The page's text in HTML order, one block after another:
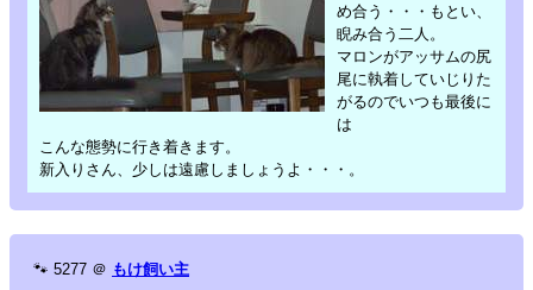
め合う・・・もとい、
睨み合う二人。
マロンがアッサムの尻
尾に執着していじりた
がるのでいつも最後に
は
こんな態勢に行き着きます。
新入りさん、少しは遠慮しましょうよ・・・。
🐾 5277 ＠ もけ飼い主